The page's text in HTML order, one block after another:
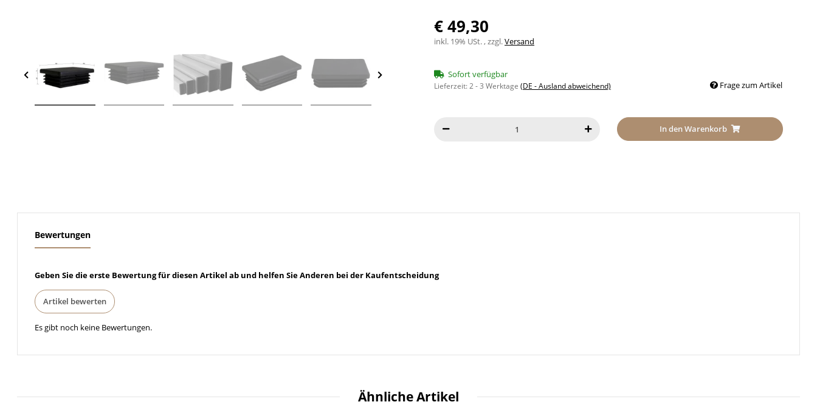
€ 49,30
inkl. 19% USt. , zzgl.Versand
Sofort verfügbar
Lieferzeit:2 - 3 Werktage (DE - Ausland abweichend) Frage zum Artikel
In den Warenkorb
Bewertungen
Geben Sie die erste Bewertung für diesen Artikel ab und helfen Sie Anderen bei der Kaufentscheidung
Artikel bewerten
Es gibt noch keine Bewertungen.
Ähnliche Artikel